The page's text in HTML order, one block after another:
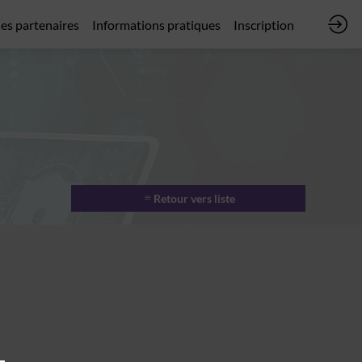
partenaires Informations pratiques Inscription
Retour vers liste